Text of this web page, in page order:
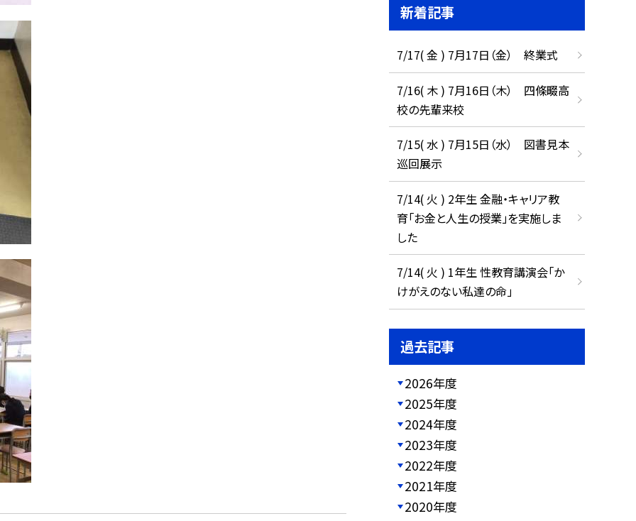
新着記事
7/17( 金 ) 7月17日（金） 終業式
7/16( 木 ) 7月16日（木） 四條畷高
校の先輩来校
7/15( 水 ) 7月15日（水） 図書見本
巡回展示
7/14( 火 ) 2年生 金融・キャリア教
育「お金と人生の授業」を実施しま
した
7/14( 火 ) 1年生 性教育講演会「か
けがえのない私達の命」
過去記事
2026年度
2025年度
2024年度
2023年度
2022年度
2021年度
2020年度